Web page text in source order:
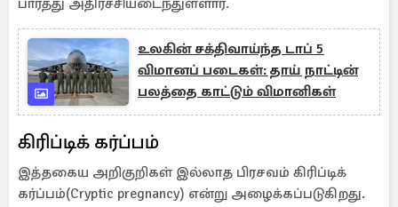
பார்த்து அதிர்ச்சியடைந்துள்ளார்.
உலகின் சக்திவாய்ந்த டாப் 5
விமானப் படைகள்: தாய் நாட்டின்
பலத்தை காட்டும் விமானிகள்
கிரிப்டிக் கர்ப்பம்
இத்தகைய அறிகுறிகள் இல்லாத பிரசவம் கிரிப்டிக்
கர்ப்பம்(Cryptic pregnancy) என்று அழைக்கப்படுகிறது.